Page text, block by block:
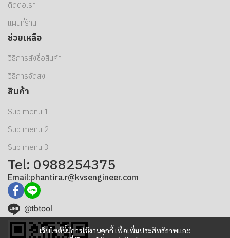
เว็บไซต์นี้มีการใช้งานคุกกี้ เพื่อเพิ่มประสิทธิภาพและ
ติดต่อเรา
แผนที่ร้าน
ช่วยเหลือ
วิธีการสั่งซื้อสินค้า
วิธีการจัดส่ง
สินค้า
Sub menu 1
Sub menu 2
Sub menu 3
Tel: 0988254375
Email:phantira.r@kvsengineer.com
@tbtool